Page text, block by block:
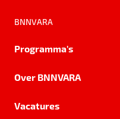
BNNVARA
Programma's
Over BNNVARA
Vacatures